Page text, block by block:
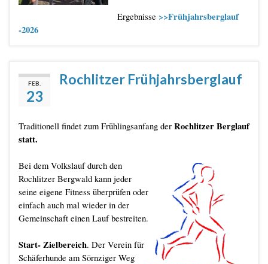
Ergebnisse >>Frühjahrsberglauf
-2026
FEB.
23
Rochlitzer Frühjahrsberglauf
Traditionell findet zum Frühlingsanfang der Rochlitzer Berglauf
statt.
Bei dem Volkslauf durch den
Rochlitzer Bergwald kann jeder
seine eigene Fitness überprüfen oder
einfach auch mal wieder in der
Gemeinschaft einen Lauf bestreiten.
Start- Zielbereich. Der Verein für
Schäferhunde am Sörnziger Weg